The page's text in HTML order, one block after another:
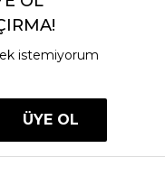
istemiyorum
ÜYE OL